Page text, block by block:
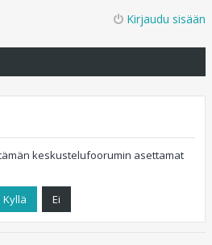
Kirjaudu sisään
keskustelufoorumin asettamat